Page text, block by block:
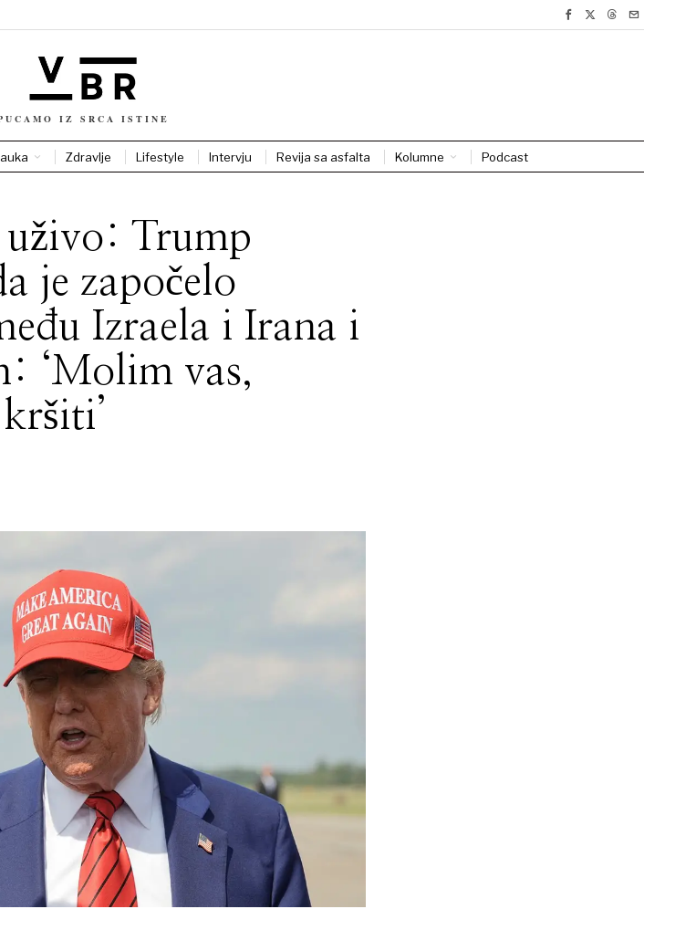
IZ SRCA ISTINE
Zdravlje Lifestyle Intervju Revija sa asfalta Kolumne Podcast
Trump
je započelo
Izraela i Irana i
‘Molim vas,